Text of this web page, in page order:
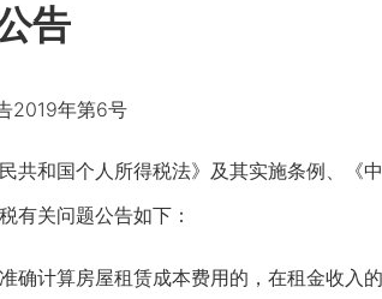
告
2019年第6号
和国个人所得税法》及其实施条例、《
有关问题公告如下：
计算房屋租赁成本费用的，在租金收入